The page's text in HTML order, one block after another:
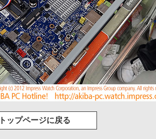
ップページに戻る